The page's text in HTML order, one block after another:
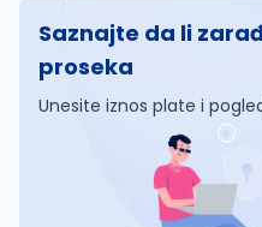
Saznajte da li
proseka
Unesite iznos plate i